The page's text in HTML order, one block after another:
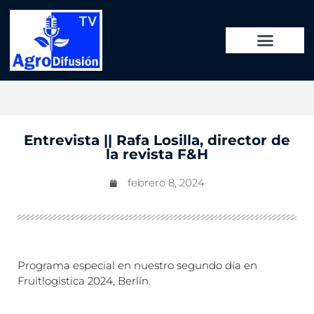
Entrevista || Rafa Losilla, director de
la revista F&H
febrero 8, 2024
Programa especial en nuestro segundo día en
Fruitlogistica 2024, Berlín.